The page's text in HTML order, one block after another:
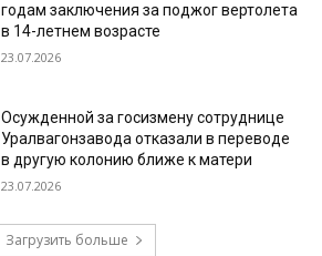
годам заключения за поджог вертолета
в 14-летнем возрасте
23.07.2026
Осужденной за госизмену сотруднице
Уралвагонзавода отказали в переводе
в другую колонию ближе к матери
23.07.2026
Загрузить больше